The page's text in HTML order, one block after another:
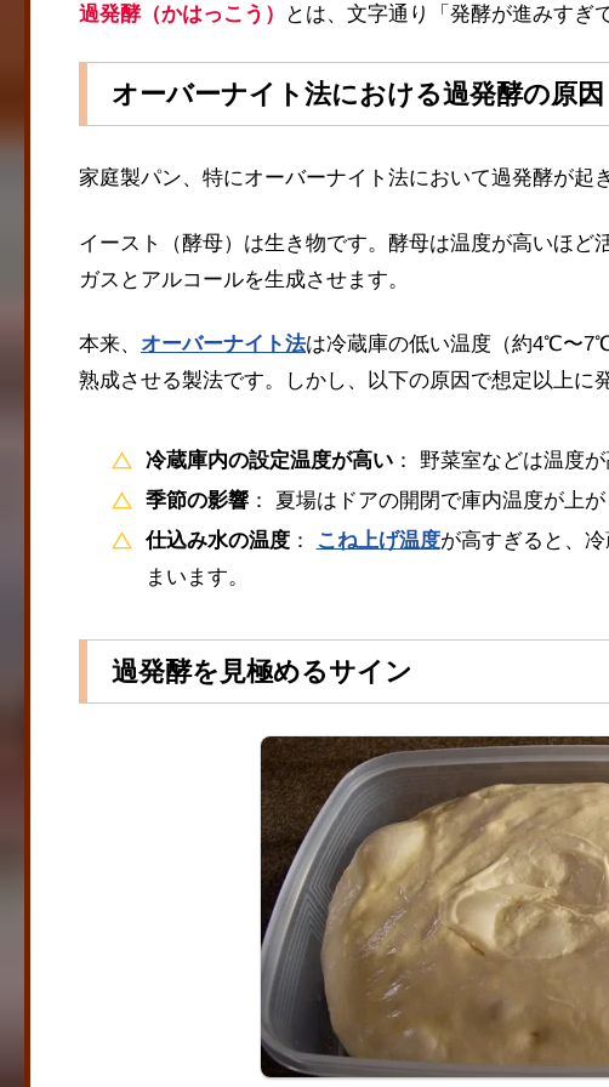
過発酵（かはっこう） とは、文字通り「発酵が進みすぎ
オーバーナイト法における過発酵の原因
家庭製パン、特にオーバーナイト法において過発酵が起
イースト（酵母）は生き物です。酵母は温度が高いほ
ガスとアルコールを生成させます。
本来、 オーバーナイト法は冷蔵庫の低い温度（約4℃〜
熟成させる製法です。しかし、以下の原因で想定以上に
冷蔵庫内の設定温度が高い： 野菜室などは温度が
季節の影響： 夏場はドアの開閉で庫内温度が上が
仕込み水の温度： こね上げ温度が高すぎると、
まいます。
過発酵を見極めるサイン